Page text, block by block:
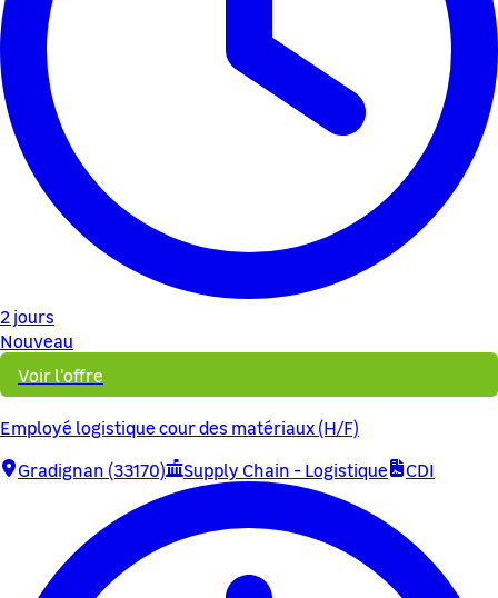
2 jours
Nouveau
Voir l'offre
Employé logistique cour des matériaux (H/F)
Gradignan (33170)
Supply Chain - Logistique CDI